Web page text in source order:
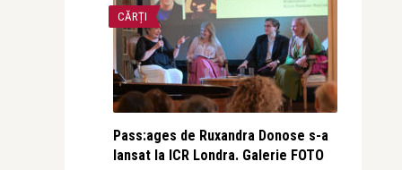
CĂRȚI
Pass:ages de Ruxandra Donose s-a
lansat la ICR Londra. Galerie FOTO